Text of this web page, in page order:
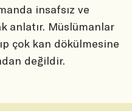
insafsız ve
anlatır. Müslümanlar
çok kan dökülmesine
değildir.